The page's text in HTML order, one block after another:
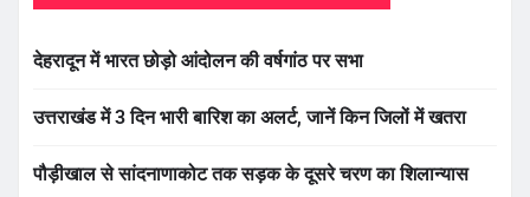
देहरादून में भारत छोड़ो आंदोलन की वर्षगांठ पर सभा
उत्तराखंड में 3 दिन भारी बारिश का अलर्ट, जानें किन जिलों में खतरा
पौड़ीखाल से सांदनाणाकोट तक सड़क के दूसरे चरण का शिलान्यास